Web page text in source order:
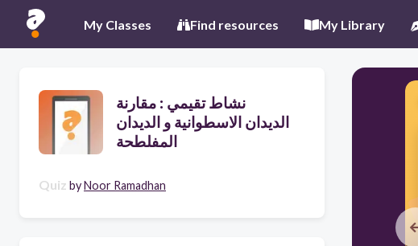
My Classes Find resources My Library
نشاط تقيمي : مقارنة
الديدان الاسطوانية و الديدان
المفلطحة
Quiz byNoor Ramadhan